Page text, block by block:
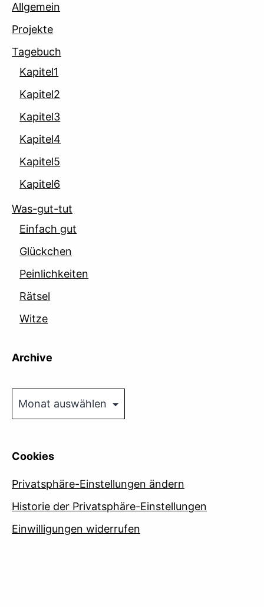
Allgemein
Projekte
Tagebuch
Kapitel1
Kapitel2
Kapitel3
Kapitel4
Kapitel5
Kapitel6
Was-gut-tut
Einfach gut
Glückchen
Peinlichkeiten
Rätsel
Witze
Archive
Cookies
Privatsphäre-Einstellungen ändern
Historie der Privatsphäre-Einstellungen
Einwilligungen widerrufen